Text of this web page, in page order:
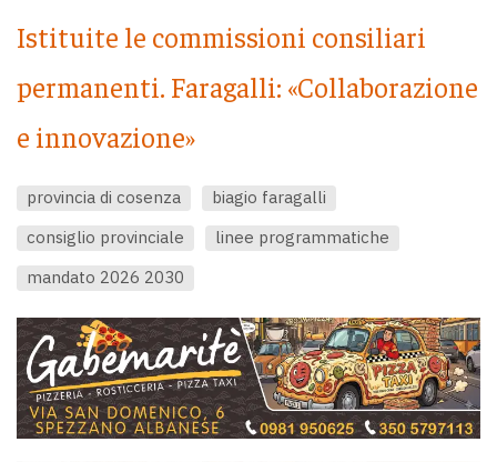
Istituite le commissioni consiliari
permanenti. Faragalli: «Collaborazione
e innovazione»
provincia di cosenza
biagio faragalli
consiglio provinciale
linee programmatiche
mandato 2026 2030